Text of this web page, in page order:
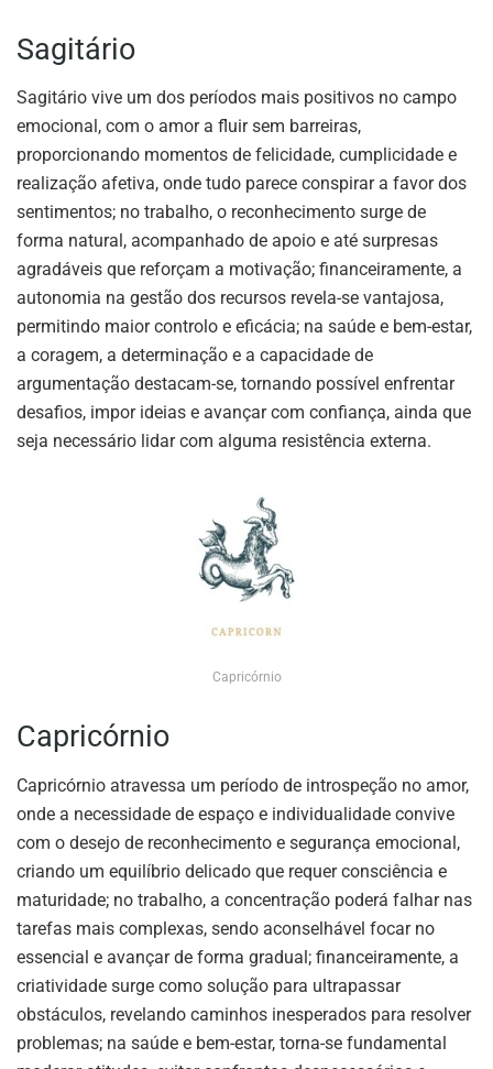
Sagitário
Sagitário vive um dos períodos mais positivos no campo
emocional, com o amor a fluir sem barreiras,
proporcionando momentos de felicidade, cumplicidade e
realização afetiva, onde tudo parece conspirar a favor dos
sentimentos; no trabalho, o reconhecimento surge de
forma natural, acompanhado de apoio e até surpresas
agradáveis que reforçam a motivação; financeiramente, a
autonomia na gestão dos recursos revela-se vantajosa,
permitindo maior controlo e eficácia; na saúde e bem-estar,
a coragem, a determinação e a capacidade de
argumentação destacam-se, tornando possível enfrentar
desafios, impor ideias e avançar com confiança, ainda que
seja necessário lidar com alguma resistência externa.
Capricórnio
Capricórnio
Capricórnio atravessa um período de introspeção no amor,
onde a necessidade de espaço e individualidade convive
com o desejo de reconhecimento e segurança emocional,
criando um equilíbrio delicado que requer consciência e
maturidade; no trabalho, a concentração poderá falhar nas
tarefas mais complexas, sendo aconselhável focar no
essencial e avançar de forma gradual; financeiramente, a
criatividade surge como solução para ultrapassar
obstáculos, revelando caminhos inesperados para resolver
problemas; na saúde e bem-estar, torna-se fundamental